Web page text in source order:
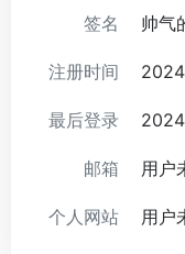
签名 帅气
注册时间
最后登录
邮箱 用户
个人网站 用户